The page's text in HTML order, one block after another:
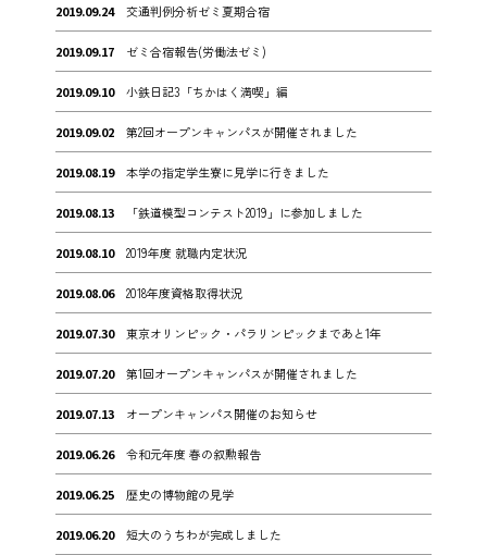
2019.09.24 交通判例分析ゼミ夏期合宿
2019.09.17 ゼミ合宿報告(労働法ゼミ)
2019.09.10 小鉄日記3「ちかはく満喫」編
2019.09.02 第2回オープンキャンパスが開催されました
2019.08.19 本学の指定学生寮に見学に行きました
2019.08.13 「鉄道模型コンテスト2019」に参加しました
2019.08.10 2019年度 就職内定状況
2019.08.06 2018年度資格取得状況
2019.07.30 東京オリンピック・パラリンピックまであと1年
2019.07.20 第1回オープンキャンパスが開催されました
2019.07.13 オープンキャンパス開催のお知らせ
2019.06.26 令和元年度 春の叙勲報告
2019.06.25 歴史の博物館の見学
2019.06.20 短大のうちわが完成しました